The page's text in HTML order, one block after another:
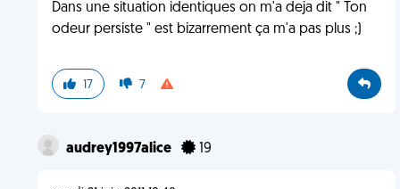
Dans une situation identiques on m'a deja dit " Ton
odeur persiste " est bizarrement ça m'a pas plus ;)
17 7
audrey1997alice 19